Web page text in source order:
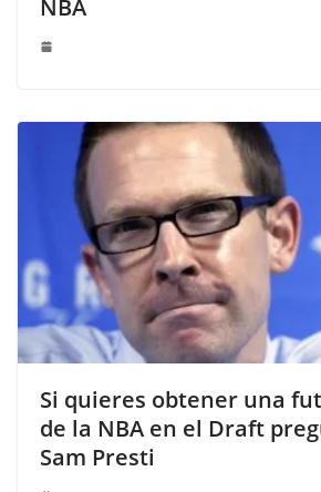
NBA
Si quieres obtener una
de la NBA en el Draft
Sam Presti